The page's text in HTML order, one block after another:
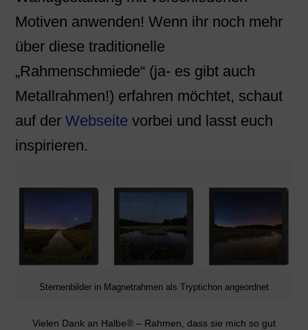
Motiven anwenden! Wenn ihr noch mehr
über diese traditionelle
„Rahmenschmiede“ (ja- es gibt auch
Metallrahmen!) erfahren möchtet, schaut
auf der Webseite vorbei und lasst euch
inspirieren.
Sternenbilder in Magnetrahmen als Tryptichon angeordnet
Vielen Dank an Halbe® – Rahmen, dass sie mich so gut